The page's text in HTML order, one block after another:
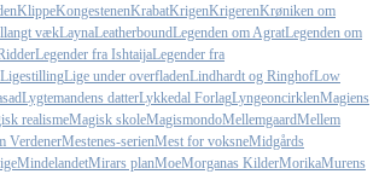
KlippeKongestenenKrabatKrigenKrigerenKrøniken om
langt vækLaynaLeatherboundLegenden om AgratLegenden om
Legender fra IshtaijaLegender fra
LigestillingLige under overfladenLindhardt og RinghofLow
Lygtemandens datterLykkedal ForlagLyngeoncirklenMagiens
realismeMagisk skoleMagismondoMellemgaardMellem
VerdenerMestenes-serienMest for voksneMidgårds
MindelandetMirars planMoeMorganas KilderMorikaMurens